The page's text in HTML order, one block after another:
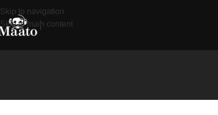
Skip to navigation
Skip to main content